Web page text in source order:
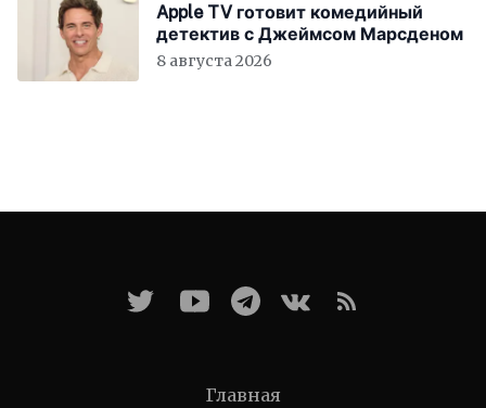
Apple TV готовит комедийный
детектив с Джеймсом Марсденом
8 августа 2026
Главная